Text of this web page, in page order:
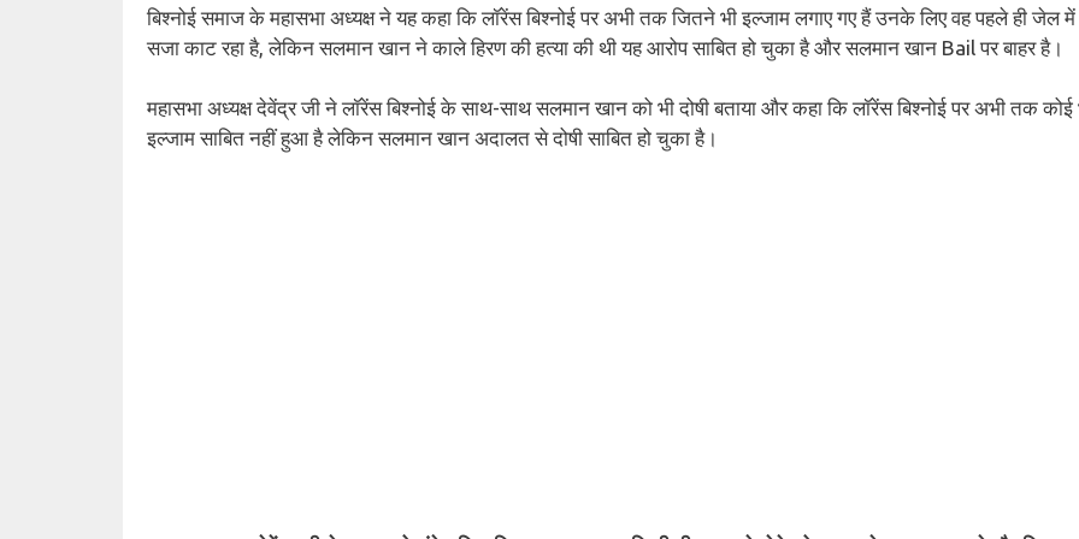
बिश्नोई समाज के महासभा अध्यक्ष ने यह कहा कि लॉरेंस बिश्नोई पर अभी तक जितने भी इल्जाम लगाए गए हैं उनके लिए वह पहले ही जेल में
सजा काट रहा है, लेकिन सलमान खान ने काले हिरण की हत्या की थी यह आरोप साबित हो चुका है और सलमान खान Bail पर बाहर है।
महासभा अध्यक्ष देवेंद्र जी ने लॉरेंस बिश्नोई के साथ-साथ सलमान खान को भी दोषी बताया और कहा कि लॉरेंस बिश्नोई पर अभी तक कोई
इल्जाम साबित नहीं हुआ है लेकिन सलमान खान अदालत से दोषी साबित हो चुका है।